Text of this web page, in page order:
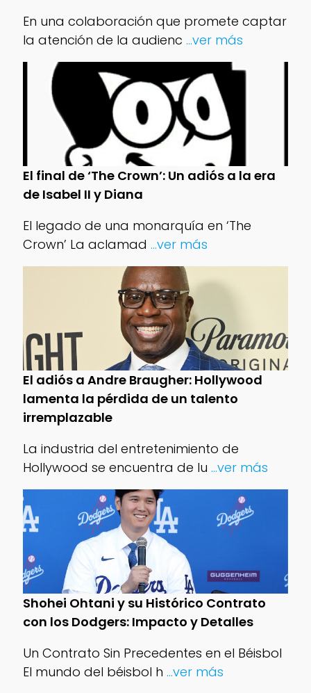
En una colaboración que promete captar
la atención de la audienc ...ver más
El final de ‘The Crown’: Un adiós a la era
de Isabel II y Diana
El legado de una monarquía en ‘The
Crown’ La aclamad ...ver más
El adiós a Andre Braugher: Hollywood
lamenta la pérdida de un talento
irremplazable
La industria del entretenimiento de
Hollywood se encuentra de lu ...ver más
Shohei Ohtani y su Histórico Contrato
con los Dodgers: Impacto y Detalles
Un Contrato Sin Precedentes en el Béisbol
El mundo del béisbol h ...ver más